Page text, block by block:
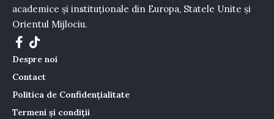
academice și instituționale din Europa, Statele Unite și
Orientul Mijlociu.
Despre noi
Contact
Politica de Confidențialitate
Termeni și condiții